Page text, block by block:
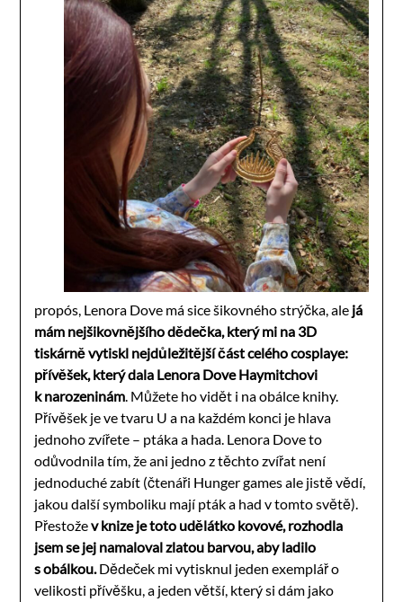
propós, Lenora Dove má sice šikovného strýčka, ale já
mám nejšikovnějšího dědečka, který mi na 3D
tiskárně vytiskl nejdůležitější část celého cosplaye:
přívěšek, který dala Lenora Dove Haymitchovi
k narozeninám . Můžete ho vidět i na obálce knihy.
Přívěšek je ve tvaru U a na každém konci je hlava
jednoho zvířete – ptáka a hada. Lenora Dove to
odůvodnila tím, že ani jedno z těchto zvířat není
jednoduché zabít (čtenáři Hunger games ale jistě vědí,
jakou další symboliku mají pták a had v tomto světě).
Přestožev knize je toto udělátko kovové, rozhodla
jsem se jej namaloval zlatou barvou, aby ladilo
s obálkou. Dědeček mi vytisknul jeden exemplář o
velikosti přívěšku, a jeden větší, který si dám jako